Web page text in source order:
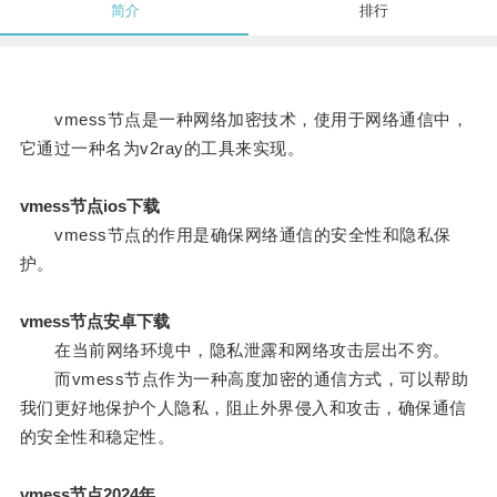
简介 排行
vmess节点是一种网络加密技术，使用于网络通信中，
它通过一种名为v2ray的工具来实现。
vmess节点ios下载
vmess节点的作用是确保网络通信的安全性和隐私保
护。
vmess节点安卓下载
在当前网络环境中，隐私泄露和网络攻击层出不穷。
而vmess节点作为一种高度加密的通信方式，可以帮助
我们更好地保护个人隐私，阻止外界侵入和攻击，确保通信
的安全性和稳定性。